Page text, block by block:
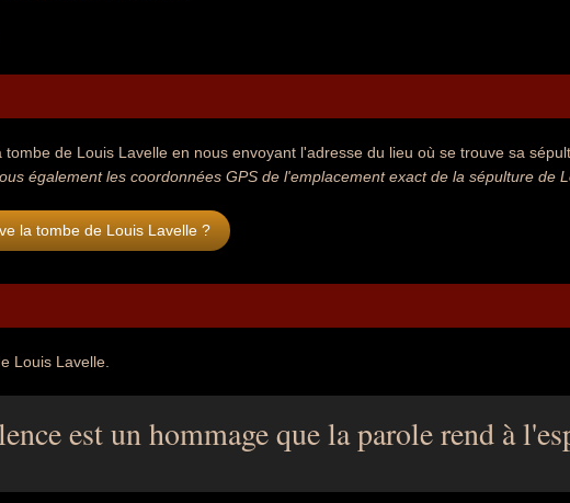
tombe de Louis Lavelle en nous envoyant l'adresse du lieu où se trouve sa
également les coordonnées GPS de l'emplacement exact de la sépulture de
la tombe de Louis Lavelle ?
Louis Lavelle.
est un hommage que la parole rend à